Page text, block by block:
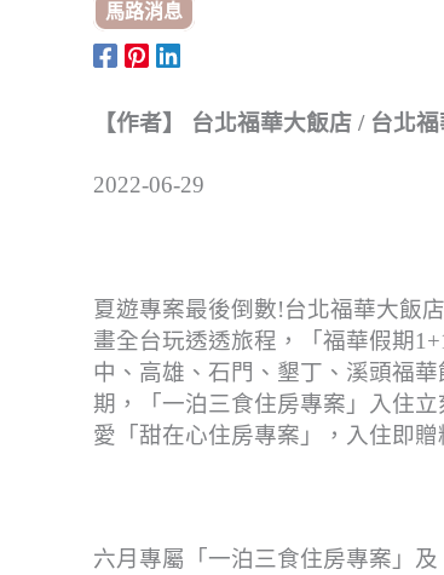
馬路消息
【作者】 台北福華大飯店 / 台北
2022-06-29
夏遊專案最後倒數!台北福華大飯
畫全台玩透透旅程，「福華假期
中、高雄、石門、墾丁、溪頭福
期，「一泊三食住房專案」入住
愛「甜在心住房專案」，入住即
六月專屬「一泊三食住房專案」